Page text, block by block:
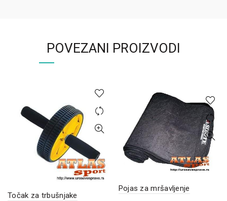
POVEZANI PROIZVODI
Točak za trbušnjake
Pojas za mršavljenje